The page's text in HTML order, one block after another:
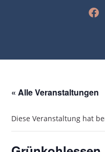
« Alle Veranstaltungen
Diese Veranstaltung hat